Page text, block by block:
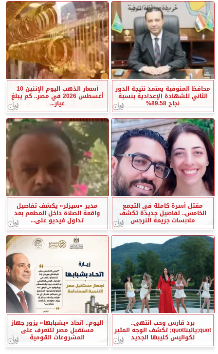
محافظ المنوفية يعتمد نتيجة الدور
الثاني للشهادة الإعدادية بنسبة
نجاح 89.58%
أسعار الذهب اليوم الإثنين 10
أغسطس 2026 في مصر.. كم يبلغ
عيار...
مقتل أسرة كاملة في التجمع
الخامس.. تفاصيل جديدة تكشف
ملابسات جريمة النرجس
مدير «سيزلر» يكشف تفاصيل
واقعة الصلاة داخل المطعم بعد
تداول فيديو على...
برد قارس وحب انتهى..
quot;ياليناquot; تكشف الوجه المثير
لكواليس كليبها الجديد
اليوم.. اتحاد «بشبابها» يزور جهاز
مستقبل مصر للتعرف على
المشروعات القومية